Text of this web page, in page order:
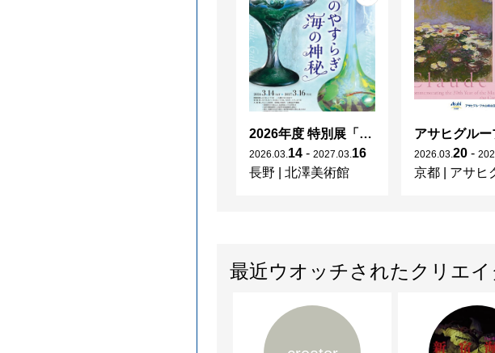
2026年度 特別展「ガレとドーム、アール･ヌーヴォーのガラス 水辺のやすらぎ、海の神秘」
2026 03 14 - 2027 03 16
長野
北澤美術館
2026 03 20 -
京都
アサヒグループ大
最近ウオッチされたクリエイ